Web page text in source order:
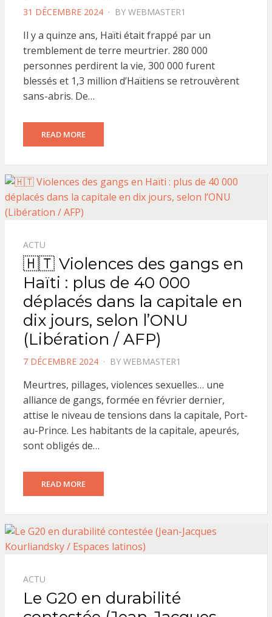
POSTED
31 DÉCEMBRE 2024 BY WEBMASTER1
Il y a quinze ans, Haïti était frappé par un
tremblement de terre meurtrier. 280 000
personnes perdirent la vie, 300 000 furent
blessés et 1,3 million d’Haïtiens se retrouvèrent
sans-abris. De…
READ MORE
ACTU
🇭🇹 Violences des gangs en
Haïti : plus de 40 000
déplacés dans la capitale en
dix jours, selon l’ONU
(Libération / AFP)
POSTED
7 DÉCEMBRE 2024 BY WEBMASTER1
Meurtres, pillages, violences sexuelles… une
alliance de gangs, formée en février dernier,
attise le niveau de tensions dans la capitale, Port-
au-Prince. Les habitants de la capitale, apeurés,
sont obligés de…
READ MORE
ACTU
Le G20 en durabilité